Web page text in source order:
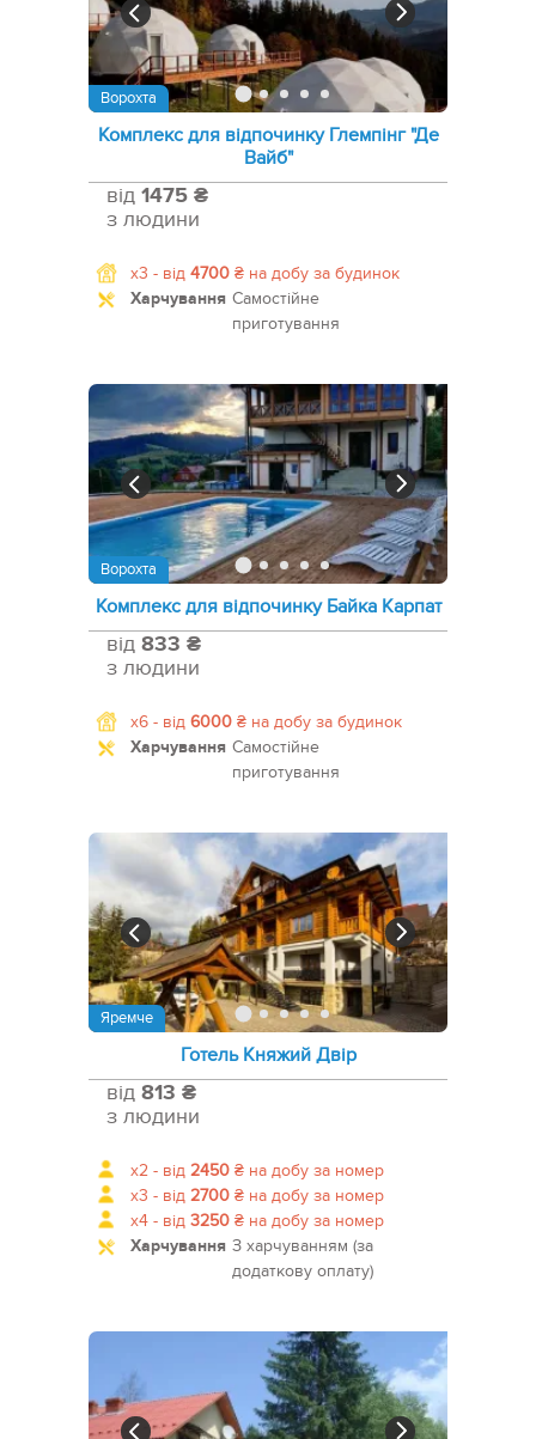
Ворохта
Комплекс для відпочинку Глемпінг "Де
Вайб"
від 1475 ₴
з людини
x3 - від 4700 ₴ на добу за будинок
Харчування Самостійне
приготування
Ворохта
Комплекс для відпочинку Байка Карпат
від 833 ₴
з людини
x6 - від 6000 ₴ на добу за будинок
Харчування Самостійне
приготування
Яремче
Готель Княжий Двір
від 813 ₴
з людини
x2 - від 2450 ₴ на добу за номер
x3 - від 2700 ₴ на добу за номер
x4 - від 3250 ₴ на добу за номер
Харчування З харчуванням (за
додаткову оплату)